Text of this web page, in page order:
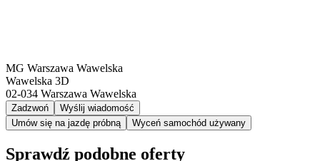
MG Warszawa Wawelska
Wawelska 3D
02-034 Warszawa Wawelska
Zadzwoń
Wyślij wiadomość
Umów się na jazdę próbną
Wyceń samochód używany
Sprawdź podobne oferty